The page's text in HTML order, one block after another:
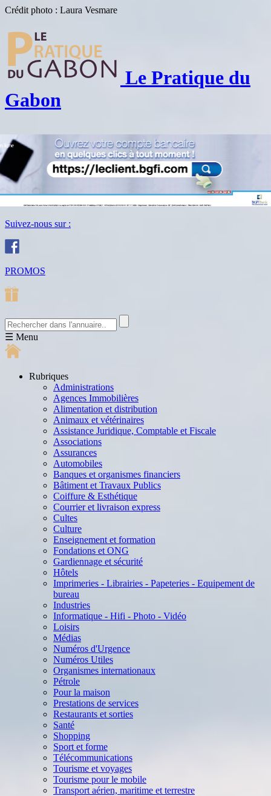
Crédit photo : Laura Vesmare
Le Pratique du
Gabon
Suivez-nous sur :
PROMOS
☰ Menu
Rubriques
Administrations
Agences Immobilières
Alimentation et distribution
Animaux et vétérinaires
Assistance Juridique, Comptable et Fiscale
Associations
Assurances
Automobiles
Banques et organismes financiers
Bâtiment et Travaux Publics
Coiffure & Esthétique
Courrier et livraison express
Cultes
Culture
Enseignement et formation
Fondations et ONG
Gardiennage et sécurité
Hôtels
Imprimeries - Librairies - Papeteries - Equipement de
bureau
Industries
Informatique - Hifi - Photo - Vidéo
Loisirs
Médias
Numéros d'Urgence
Numéros Utiles
Organismes internationaux
Pétrole
Pour la maison
Prestations de services
Restaurants et sorties
Santé
Shopping
Sport et forme
Télécommunications
Tourisme et voyages
Tourisme pour le mobile
Transport aérien, maritime et terrestre